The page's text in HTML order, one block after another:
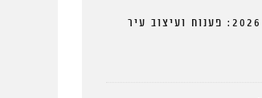
כנס ‘קוד העיר’ 2026: פענוח ועיצוב עיר